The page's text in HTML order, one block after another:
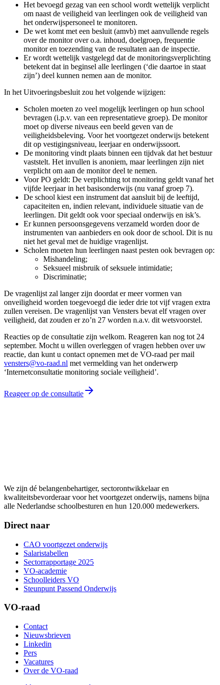
Het bevoegd gezag van een school wordt wettelijk verplicht
om naast de veiligheid van leerlingen ook de veiligheid van
het onderwijspersoneel te monitoren.
De wet komt met een besluit (amvb) met aanvullende regels
over de monitor over o.a. inhoud, doelgroep, frequentie
monitor en toezending van de resultaten aan de inspectie.
Er wordt wettelijk vastgelegd dat de monitoringsverplichting
betekent dat in beginsel alle leerlingen (‘die daartoe in staat
zijn’) deel kunnen nemen aan de monitor.
In het Uitvoeringsbesluit zou het volgende wijzigen:
Scholen moeten zo veel mogelijk leerlingen op hun school
bevragen (i.p.v. van een representatieve groep). De monitor
moet op diverse niveaus een beeld geven van de
veiligheidsbeleving. Voor het voortgezet onderwijs betekent
dit op vestigingsniveau, leerjaar en onderwijssoort.
De monitoring vindt plaats binnen een tijdvak dat het bestuur
vaststelt. Het invullen is anoniem, maar leerlingen zijn niet
verplicht om aan de monitor deel te nemen.
Voor PO geldt: De verplichting tot monitoring geldt vanaf het
vijfde leerjaar in het basisonderwijs (nu vanaf groep 7).
De school kiest een instrument dat aansluit bij de leeftijd,
capaciteiten en, indien relevant, individuele situatie van de
leerlingen. Dit geldt ook voor speciaal onderwijs en isk’s.
Er kunnen persoonsgegevens verzameld worden door de
instrumenten van aanbieders en ook door de school. Dit is nu
niet het geval met de huidige vragenlijst.
Scholen moeten hun leerlingen naast pesten ook bevragen op:
Mishandeling;
Seksueel misbruik of seksuele intimidatie;
Discriminatie;
De vragenlijst zal langer zijn doordat er meer vormen van
onveiligheid worden toegevoegd die ieder drie tot vijf vragen extra
zullen vereisen. De vragenlijst van Vensters bevat elf vragen over
veiligheid, dat zouden er zo’n 27 worden n.a.v. dit wetsvoorstel.
Reacties op de consultatie zijn welkom. Reageren kan nog tot 24
september. Mocht u willen overleggen of vragen hebben over uw
reactie, dan kunt u contact opnemen met de VO-raad per mail
vensters@vo-raad.nl met vermelding van het onderwerp
‘Internetconsultatie monitoring sociale veiligheid’.
Reageer op de consultatie
We zijn dé belangenbehartiger, sectorontwikkelaar en
kwaliteitsbevorderaar voor het voortgezet onderwijs, namens bijna
alle Nederlandse schoolbesturen en hun 120.000 medewerkers.
Direct naar
CAO voortgezet onderwijs
Salaristabellen
Sectorrapportage 2025
VO-academie
Schoolleiders VO
Steunpunt Passend Onderwijs
VO-raad
Contact
Nieuwsbrieven
Linkedin
Pers
Vacatures
Over de VO-raad